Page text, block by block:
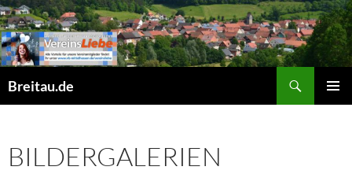
Zum
Inhalt
springen
Breitau.de
BILDERGALERIEN